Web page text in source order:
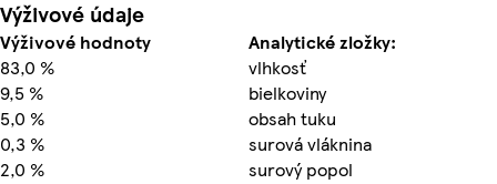
Výživové údaje
Výživové hodnoty
Analytické zložky:
83,0 %
vlhkosť
9,5 %
bielkoviny
5,0 %
obsah tuku
0,3 %
surová vláknina
2,0 %
surový popol